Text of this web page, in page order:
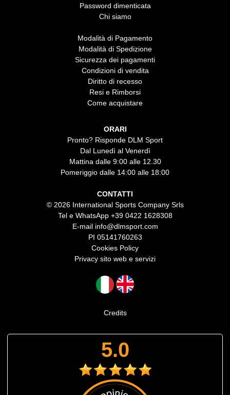
Password dimenticata
Chi siamo
Modalità di Pagamento
Modalità di Spedizione
Sicurezza dei pagamenti
Condizioni di vendita
Diritto di recesso
Resi e Rimborsi
Come acquistare
ORARI
Pronto? Risponde DLM Sport
Dal Lunedì al Venerdì
Mattina dalle 9:00 alle 12.30
Pomeriggio dalle 14:00 alle 18:00
CONTATTI
© 2026 International Sports Company Srls
Tel e WhatsApp +39 0422 1628308
E-mail info@dlmsport.com
PI 05141760263
Cookies Policy
Privacy sito web e servizi
Credits
5.0